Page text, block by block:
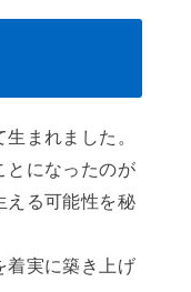
まれました。
とになったのが
える可能性を秘
着実に築き上げ